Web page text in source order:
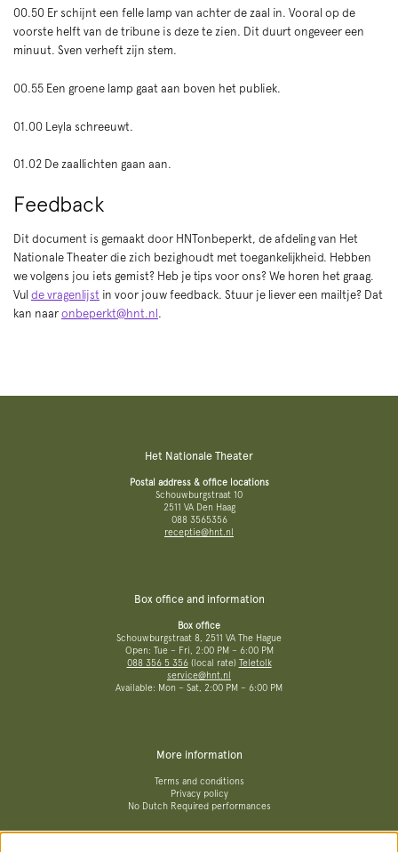
00.50 Er schijnt een felle lamp van achter de zaal in. Vooral op de
voorste helft van de tribune is deze te zien. Dit duurt ongeveer een
minuut. Sven verheft zijn stem.
00.55 Een groene lamp gaat aan boven het publiek.
01.00 Leyla schreeuwt.
01.02 De zaallichten gaan aan.
Feedback
Dit document is gemaakt door HNTonbeperkt, de afdeling van Het
Nationale Theater die zich bezighoudt met toegankelijkheid. Hebben
we volgens jou iets gemist? Heb je tips voor ons? We horen het graag.
Vul de vragenlijst in voor jouw feedback. Stuur je liever een mailtje? Dat
kan naar onbeperkt@hnt.nl .
Het Nationale Theater
Postal address & office locations
Schouwburgstraat 10
2511 VA Den Haag
088 3565356
receptie@hnt.nl
Box office and information
Box office
Schouwburgstraat 8, 2511 VA The Hague
Open: Tue – Fri, 2:00 PM – 6:00 PM
088 356 5 356(local rate) Teletolk
service@hnt.nl
Available: Mon – Sat, 2:00 PM – 6:00 PM
More information
Terms and conditions
Privacy policy
No Dutch Required performances